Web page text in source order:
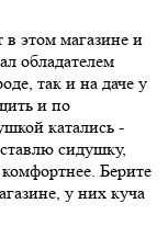
этом магазине и
обладателем
так и на даче у
и по
катались -
сидушку,
Берите
у них куча